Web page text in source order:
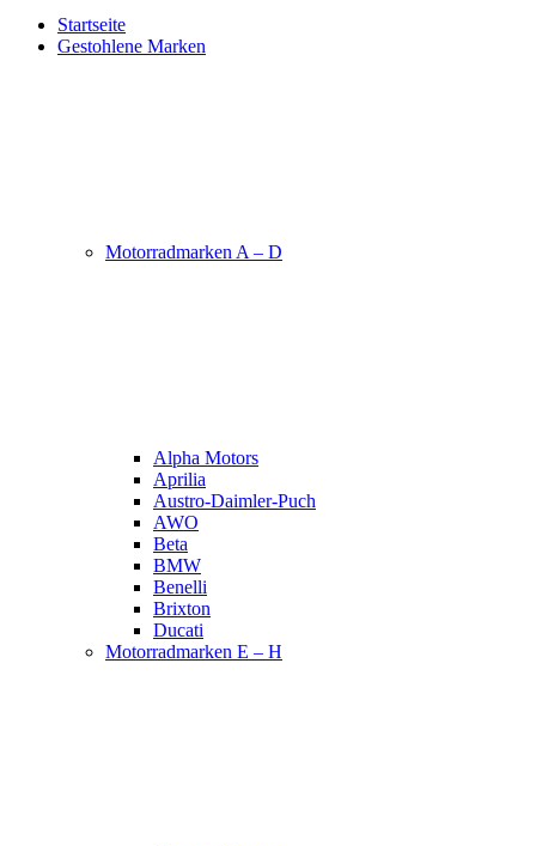
Startseite
Gestohlene Marken
Motorradmarken A – D
Alpha Motors
Aprilia
Austro-Daimler-Puch
AWO
Beta
BMW
Benelli
Brixton
Ducati
Motorradmarken E – H